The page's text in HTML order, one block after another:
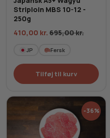
Striploin MBS 10-12 -
250g
410,00 kr. 695,00kr.
JP Fersk
Tilføj til kurv
-36%